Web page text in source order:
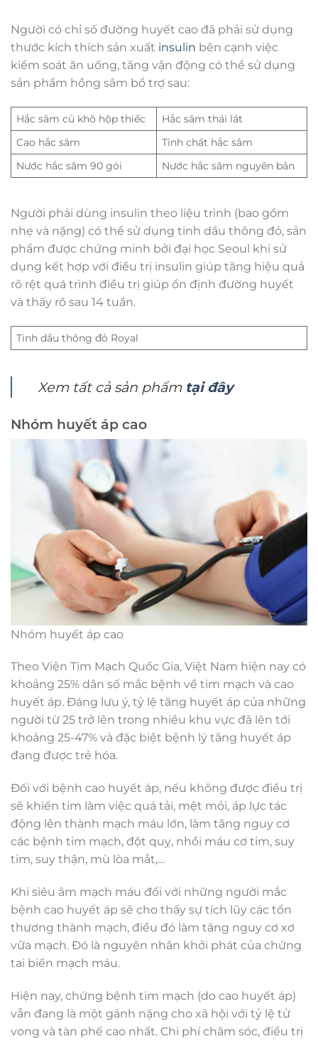
Người có chỉ số đường huyết cao đã phải sử dụng
thước kích thích sản xuất insulin bên cạnh việc
kiểm soát ăn uống, tăng vận động có thể sử dụng
sản phẩm hồng sâm bổ trợ sau:
Hắc sâm củ khô hộp thiếc
Hắc sâm thái lát
Cao hắc sâm
Tinh chất hắc sâm
Nước hắc sâm 90 gói
Nước hắc sâm nguyên bản
Người phải dùng insulin theo liệu trình (bao gồm
nhẹ và nặng) có thể sử dụng tinh dầu thông đỏ, sản
phẩm được chứng minh bởi đại học Seoul khi sử
dụng kết hợp với điều trị insulin giúp tăng hiệu quả
rõ rệt quá trình điều trị giúp ổn định đường huyết
và thấy rõ sau 14 tuần.
Tinh dầu thông đỏ Royal
Xem tất cả sản phẩm tại đây
Nhóm huyết áp cao
Nhóm huyết áp cao
Theo Viện Tim Mạch Quốc Gia, Việt Nam hiện nay có
khoảng 25% dân số mắc bệnh về tim mạch và cao
huyết áp. Đáng lưu ý, tỷ lệ tăng huyết áp của những
người từ 25 trở lên trong nhiều khu vực đã lên tới
khoảng 25-47% và đặc biệt bệnh lý tăng huyết áp
đang được trẻ hóa.
Đối với bệnh cao huyết áp, nếu không được điều trị
sẽ khiến tim làm việc quá tải, mệt mỏi, áp lực tác
động lên thành mạch máu lớn, làm tăng nguy cơ
các bệnh tim mạch, đột quỵ, nhồi máu cơ tim, suy
tim, suy thận, mù lòa mắt,…
Khi siêu âm mạch máu đối với những người mắc
bệnh cao huyết áp sẽ cho thấy sự tích lũy các tổn
thương thành mạch, điều đó làm tăng nguy cơ xơ
vữa mạch. Đó là nguyên nhân khởi phát của chứng
tai biến mạch máu.
Hiện nay, chứng bệnh tim mạch (do cao huyết áp)
vẫn đang là một gánh nặng cho xã hội với tỷ lệ tử
vong và tàn phế cao nhất. Chi phí chăm sóc, điều trị